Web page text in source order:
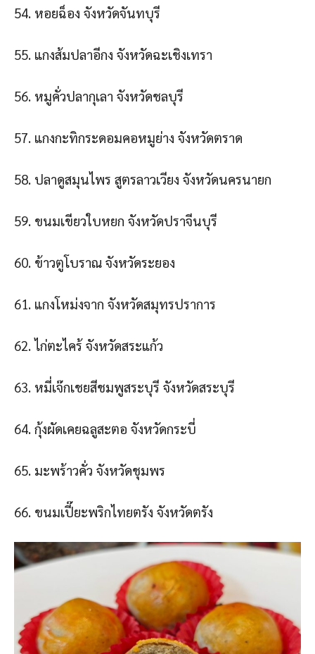
54. หอยฉ็อง จังหวัดจันทบุรี
55. แกงส้มปลาอีกง จังหวัดฉะเชิงเทรา
56. หมูคั่วปลากุเลา จังหวัดชลบุรี
57. แกงกะทิกระดอมคอหมูย่าง จังหวัดตราด
58. ปลาดูสมุนไพร สูตรลาวเวียง จังหวัดนครนายก
59. ขนมเขียวใบหยก จังหวัดปราจีนบุรี
60. ข้าวตูโบราณ จังหวัดระยอง
61. แกงโหม่งจาก จังหวัดสมุทรปราการ
62. ไก่ตะไคร้ จังหวัดสระแก้ว
63. หมี่เจ๊กเชยสีชมพูสระบุรี จังหวัดสระบุรี
64. กุ้งผัดเคยฉลูสะตอ จังหวัดกระบี่
65. มะพร้าวคั่ว จังหวัดชุมพร
66. ขนมเปี๊ยะพริกไทยตรัง จังหวัดตรัง